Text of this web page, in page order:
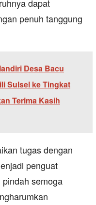
dapat
penuh tanggung
Desa Bacu
Sulsel ke Tingkat
Terima Kasih
tugas dengan
penguat
semoga